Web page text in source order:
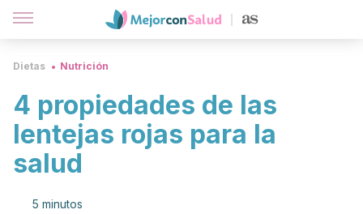
Dietas Nutrición
4 propiedades de las
lentejas rojas para la
salud
5 minutos